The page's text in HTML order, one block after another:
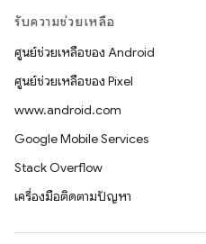
รับความช่วยเหลือ
ศูนย์ช่วยเหลือของ Android
ศูนย์ช่วยเหลือของ Pixel
www.android.com
Google Mobile Services
Stack Overflow
เครื่องมือติดตามปัญหา